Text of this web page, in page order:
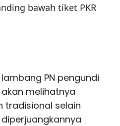
bawah tiket PKR
PN pengundi
melihatnya
tradisional selain